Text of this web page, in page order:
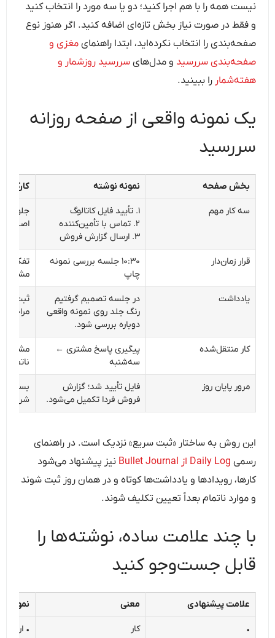
نیست همه را با هم اجرا کنید؛ دو یا سه مورد را انتخاب کنید
و فقط در صورت نیاز بخش تازه‌ای اضافه کنید. اگر هنوز نوع
صفحه‌بندی را انتخاب نکرده‌اید، ابتدا راهنمای مغزی و
صفحه‌بندی سررسید و مدل‌های سررسید روزشمار و
هفته‌شمار را ببینید.
یک نمونه واقعی از صفحه روزانه
سررسید
بخش صفحه نمونه نوشته کارکرد
سه کار مهم
۱. تأیید فایل کاتالوگ
۲. تماس با تأمین‌کننده
۳. ارسال گزارش فروش
اصلی
قرار زمان‌دار
۱۰:۳۰ جلسه بررسی نمونه
چاپ
تفکیک
مشخص
یادداشت
در جلسه تصمیم گرفتیم
رنگ جلد روی نمونه واقعی
دوباره بررسی شود.
ثبت
کار منتقل‌شده
پیگیری پاسخ مشتری ←
سه‌شنبه
ناتمام
مرور پایان روز
فایل تأیید شد؛ گزارش
فروش فردا تکمیل می‌شود.
بستن
شروع
این روش به ساختار «ثبت سریع» نزدیک است. در راهنمای
رسمی Daily Log از Bullet Journal
نیز پیشنهاد می‌شود
کارها، رویدادها و یادداشت‌ها کوتاه و در همان روز ثبت شوند
و موارد ناتمام بعداً تعیین تکلیف شوند.
با چند علامت ساده، نوشته‌ها را
قابل جست‌وجو کنید
علامت پیشنهادی معنی نمونه
• کار •